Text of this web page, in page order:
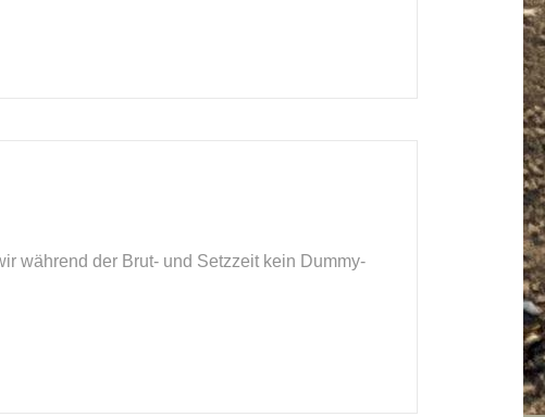
während der Brut- und Setzzeit kein Dummy-